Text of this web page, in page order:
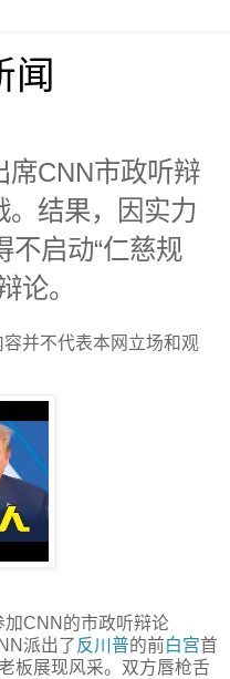
闻
席CNN市政听辩
。结果，因实力
不启动“仁慈规
论。
并不代表本网立场和观
CNN的市政听辩论
派出了反川普的前白宫首
板展现风采。双方唇枪舌